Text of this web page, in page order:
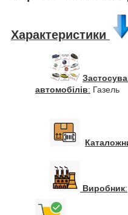
Характеристики
автомобілів: Газель
Виробник: